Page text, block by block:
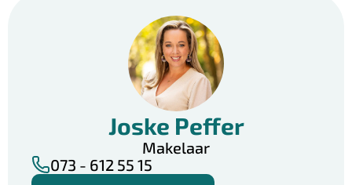
slaapkamers. Aan de voorzijde liggen twee
slaapkamers en aan de achterzijde bevindt zich de
royale master bedroom over de volledige breedte van
de woning. Zowel de master bedroom als de tweede
slaapkamer zijn voorzien van airconditioning, wat
zorgt voor extra comfort tijdens warme dagen. De
centraal gelegen badkamer is heerlijk ruim en
compleet uitgevoerd met een hoekligbad,
Joske Peffer
Makelaar
073 - 612 55 15